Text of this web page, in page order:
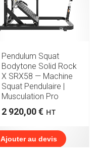
Pendulum Squat
Bodytone Solid Rock
X SRX58 — Machine
Squat Pendulaire |
Musculation Pro
2 920,00€ HT
Ajouter au devis